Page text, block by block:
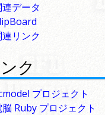
データ
リンク
ク
プロジェクト
脳 Ruby プロジェクト